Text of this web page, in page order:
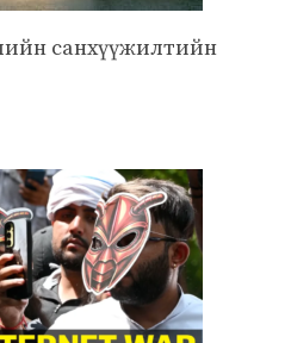
санхүүжилтийн